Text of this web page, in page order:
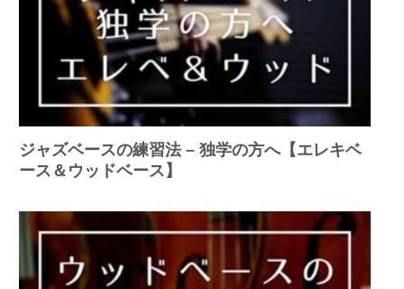
ジャズベースの練習法 – 独学の方へ【エレキベ
ース＆ウッドベース】